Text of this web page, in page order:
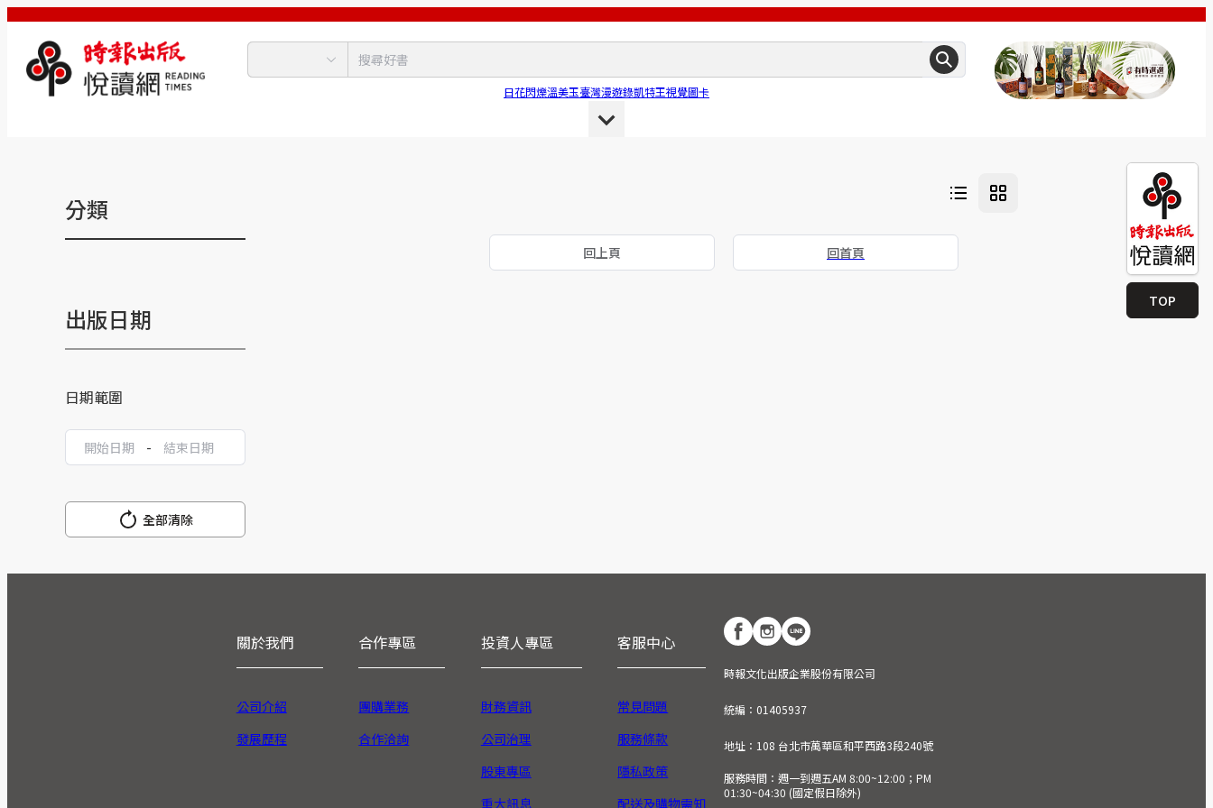
日花閃爍溫美玉臺灣漫遊錄凱特王視覺圖卡
TOP
分類
出版日期
日期範圍
-
全部清除
回上頁 回首頁
關於我們
公司介紹
發展歷程
合作專區
團購業務
合作洽詢
投資人專區
財務資訊
公司治理
股東專區
重大訊息
客服中心
常見問題
服務條款
隱私政策
配送及購物需知
時報文化出版企業股份有限公司
統編：01405937
地址：108 台北市萬華區和平西路3段240號
服務時間：週一到週五AM 8:00~12:00；PM
01:30~04:30 (國定假日除外)